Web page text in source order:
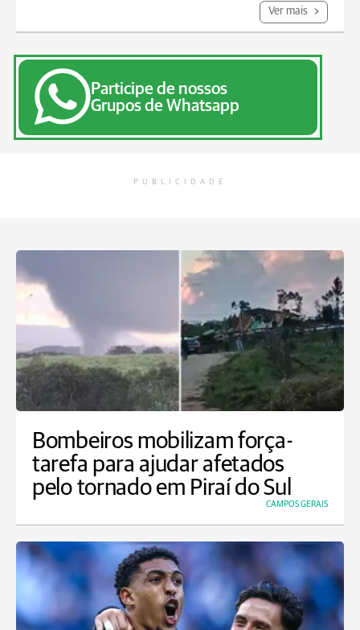
Ver mais
Participe de nossos
Grupos de Whatsapp
PUBLICIDADE
Bombeiros mobilizam força-
tarefa para ajudar afetados
pelo tornado em Piraí do Sul
CAMPOS GERAIS